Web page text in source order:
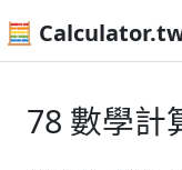
🧮
78 數學計